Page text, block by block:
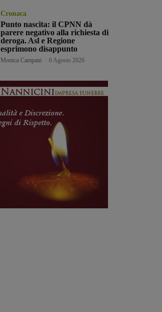
Cronaca
Punto nascita: il CPNN dà
parere negativo alla richiesta di
deroga. Asl e Regione
esprimono disappunto
Monica Campani 6 Agosto 2026